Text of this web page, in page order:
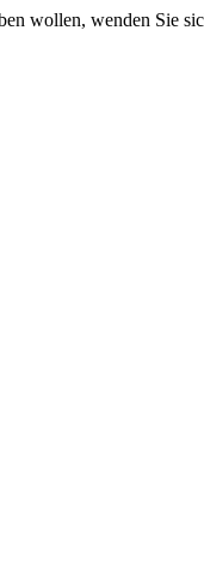
wollen, wenden Sie